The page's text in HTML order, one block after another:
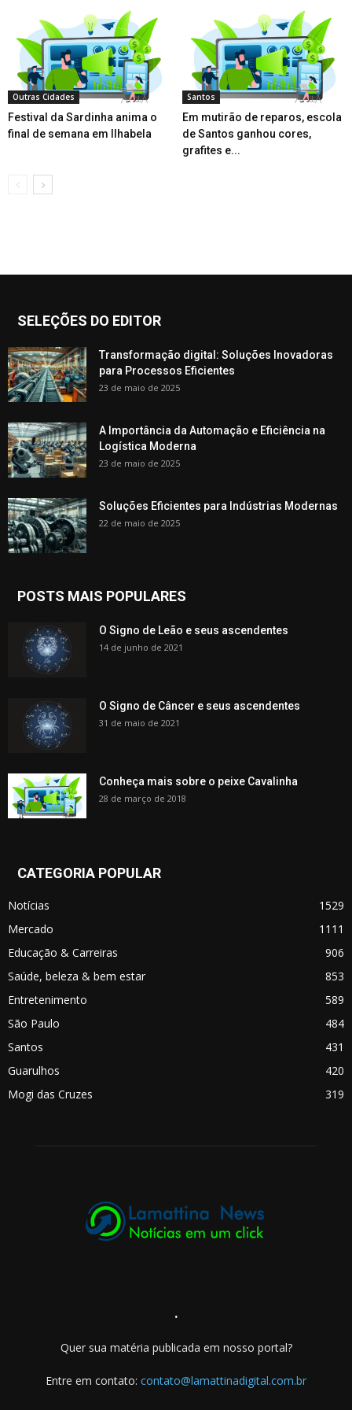
Outras Cidades
Festival da Sardinha anima o
final de semana em Ilhabela
Santos
Em mutirão de reparos, escola
de Santos ganhou cores,
grafites e...
SELEÇÕES DO EDITOR
Transformação digital: Soluções Inovadoras
para Processos Eficientes
23 de maio de 2025
A Importância da Automação e Eficiência na
Logística Moderna
23 de maio de 2025
Soluções Eficientes para Indústrias Modernas
22 de maio de 2025
POSTS MAIS POPULARES
O Signo de Leão e seus ascendentes
14 de junho de 2021
O Signo de Câncer e seus ascendentes
31 de maio de 2021
Conheça mais sobre o peixe Cavalinha
28 de março de 2018
CATEGORIA POPULAR
Notícias
1529
Mercado
1111
Educação & Carreiras
906
Saúde, beleza & bem estar
853
Entretenimento
589
São Paulo
484
Santos
431
Guarulhos
420
Mogi das Cruzes
319
.
Quer sua matéria publicada em nosso portal?
Entre em contato: contato@lamattinadigital.com.br